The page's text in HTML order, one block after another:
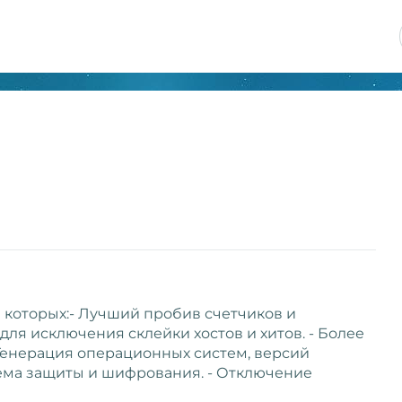
Лучший пробив счетчиков и
исключения склейки хостов и хитов. - Более
операционных систем, версий
защиты и шифрования. - Отключение